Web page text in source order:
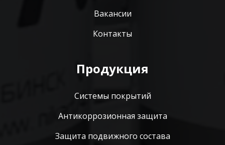
Вакансии
Контакты
Продукция
Системы покрытий
Антикоррозионная защита
Защита подвижного состава